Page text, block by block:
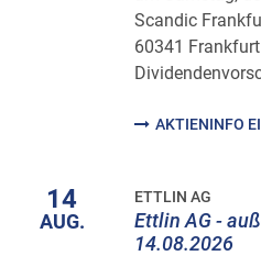
Scandic
60341
AKTIENINFO
14
AUG.
ETTLIN AG
Ettlin AG -
14.08.2026